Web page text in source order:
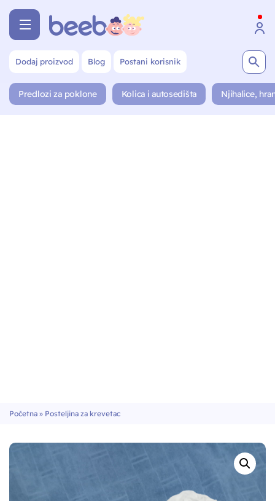
Dodaj proizvod Blog Postani korisnik
Predlozi za poklone Kolica i autosedišta Njihalice,
Početna » Posteljina za krevetac